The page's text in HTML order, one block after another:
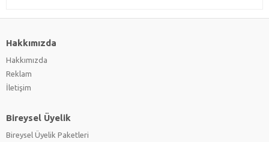
Hakkımızda
Hakkımızda
Reklam
İletişim
Bireysel Üyelik
Bireysel Üyelik Paketleri